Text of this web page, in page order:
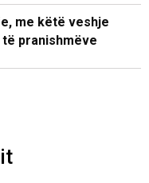
me këtë veshje
pranishmëve